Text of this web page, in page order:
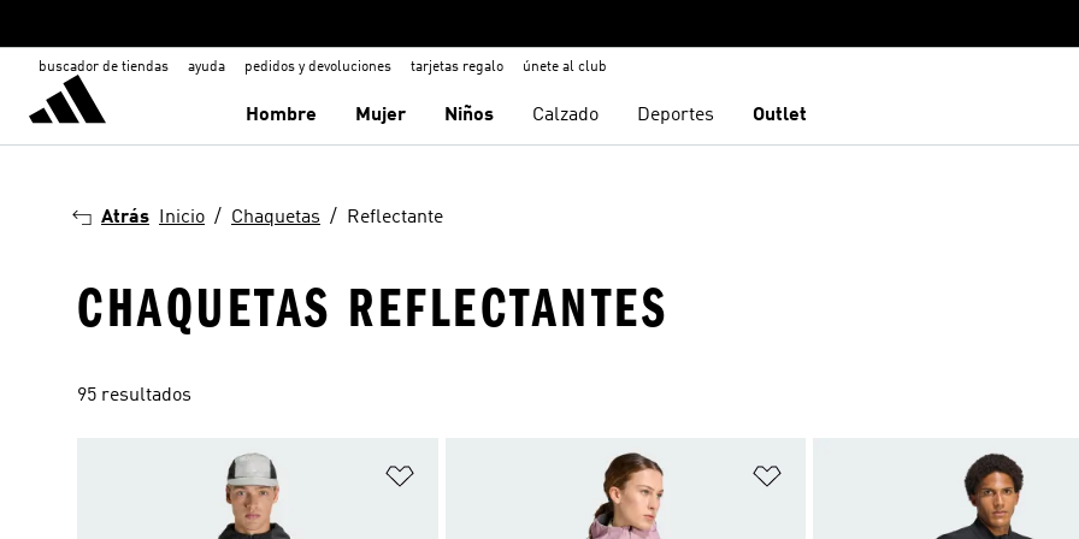
buscador de tiendas ayuda pedidos y devoluciones tarjetas regalo únete al club
Hombre Mujer Niños Calzado Deportes Outlet
Atrás Inicio Chaquetas Reflectante
CHAQUETAS REFLECTANTES
95 resultados
Añadir a la lista de deseos Añadir a la lista de deseos